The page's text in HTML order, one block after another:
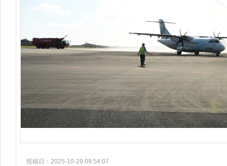
投稿日：2025-10-29 09:54:07